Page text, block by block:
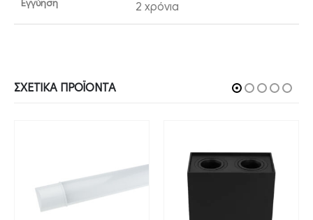
Εγγύηση 2 χρόνια
ΣΧΕΤΙΚΆ ΠΡΟΪΌΝΤΑ